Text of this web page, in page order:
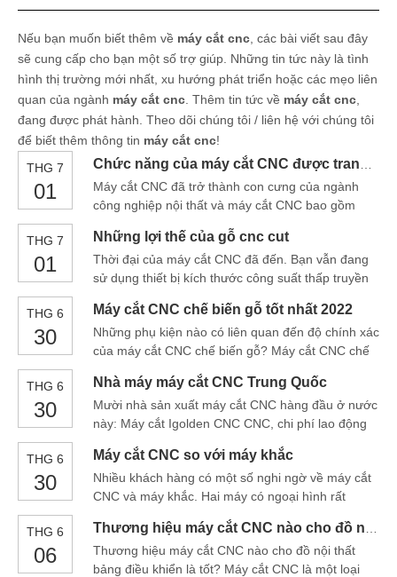
Nếu bạn muốn biết thêm về máy cắt cnc , các bài viết sau đây
sẽ cung cấp cho bạn một số trợ giúp. Những tin tức này là tình
hình thị trường mới nhất, xu hướng phát triển hoặc các mẹo liên
quan của ngành máy cắt cnc . Thêm tin tức về máy cắt cnc
đang được phát hành. Theo dõi chúng tôi / liên hệ với chúng tôi
để biết thêm thông tin máy cắt cnc!
THG 7
01
Máy cắt CNC đã trở thành con cưng của ngành
công nghiệp nội thất và máy cắt CNC bao gồm
nào, máy không thể hoạt động đúng. Hôm nay,
hãy nói về bộ chuyển đổi tần số. Bộ chuyển đổi tần
số thay đổi công suất làm việc f
THG 7
01
Những lợi thế của gỗ cnc cut
Thời đại của máy cắt CNC đã đến. Bạn vẫn đang
sử dụng thiết bị kích thước công suất thấp truyền
dụng công nghệ tương đối lạc hậu của nó để xử lý
sản xuất? Trong ngành công nghiệp ngày càng
cạnh tranh ngày nay, bạn phải lập kế hoạch cho
tương lai của công ty bạn. HO
THG 6
30
Máy cắt CNC chế biến gỗ tốt nhất 2022
Những phụ kiện nào có liên quan đến độ chính xác
của máy cắt CNC chế biến gỗ? Máy cắt CNC chế
gỗ là một loại máy định tuyến CNC gỗ tự động để
định tuyến 2D & 3D thông minh, cắt, chạm khắc,
khoan, rãnh hoặc phay trên
THG 6
30
Nhà máy máy cắt CNC Trung Quốc
Mười nhà sản xuất máy cắt CNC hàng đầu ở nước
này: Máy cắt Igolden CNC CNC, chi phí lao động
thuật viên lành nghề cao, ngành sản xuất đồ nội
thất bằng gỗ đòi hỏi kinh nghiệm kỹ thuật cao, môi
trường làm việc là PO là PO
THG 6
30
Máy cắt CNC so với máy khắc
Nhiều khách hàng có một số nghi ngờ về máy cắt
CNC và máy khắc. Hai máy có ngoại hình rất
biệt giữa hai và thiết bị nào phù hợp hơn là gì?
Phát triển và sử dụng lâu dài? Mặc dù hai máy, CN
THG 6
06
Thương hiệu máy cắt CNC nào cho đồ nội thất
bảng điều khiển là tốt? Máy cắt CNC là một loại